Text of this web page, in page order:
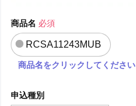
商品名 必須
RCSA11243MUB
商品名をクリックしてください
申込種別